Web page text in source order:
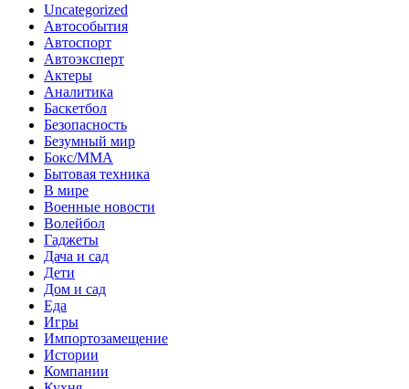
Uncategorized
Автособытия
Автоспорт
Автоэксперт
Актеры
Аналитика
Баскетбол
Безопасность
Безумный мир
Бокс/MMA
Бытовая техника
В мире
Военные новости
Волейбол
Гаджеты
Дача и сад
Дети
Дом и сад
Еда
Игры
Импортозамещение
Истории
Компании